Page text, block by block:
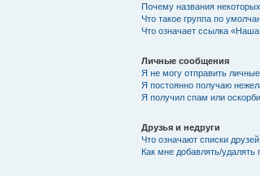
Почему названия
Что такое группа по
Что означает ссылка
Личные сообщения
Я не могу отправить
Я постоянно получаю
Я получил спам или
Друзья и недруги
Что означают списки
Как мне добавлять/удалять